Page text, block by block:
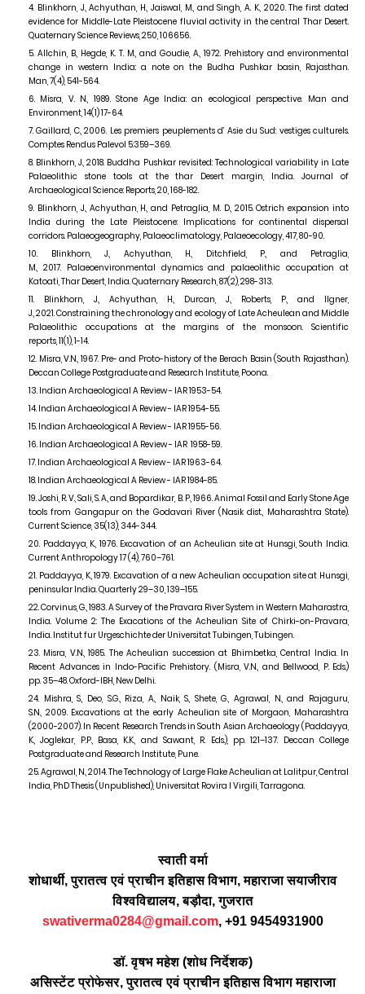
Blinkhorn, J., Achyuthan, H., Jaiswal, M., and Singh, A. K., 2020.The first dated
evidence for Middle-Late Pleistocene fluvial activity in the central Thar Desert.
Quaternary Science Reviews, 250 106656.
Allchin, B., Hegde, K. T. M., and Goudie, A., 1972. Prehistory and environmental
change in western India: a note on the Budha Pushkar basin, Rajasthan.
Man, 7(4) 541-564.
Misra, V. N., 1989.Stone Age India: an ecological perspective. Man and
Environment, 14(1) 17-64.
Gaillard, C.,2006. Les premiers peuplements d’ Asie du Sud: vestiges culturels.
Comptes Rendus Palevol 5:359–369.
Blinkhorn, J.,2018. Buddha Pushkar revisited: Technological variability in Late
Palaeolithic stone tools at the thar Desert margin, India. Journal of
Archaeological Science: Reports, 20 168-182.
Blinkhorn, J., Achyuthan, H., and Petraglia, M. D., 2015.Ostrich expansion into
India during the Late Pleistocene: Implications for continental dispersal
corridors. Palaeogeography, Palaeoclimatology, Palaeoecology, 417 80-90.
Blinkhorn, J., Achyuthan, H., Ditchfield, P., and Petraglia,
M., 2017. Palaeoenvironmental dynamics and palaeolithic occupation at
Katoati, Thar Desert, India. Quaternary Research, 87(2) 298-313.
Blinkhorn, J., Achyuthan, H., Durcan, J., Roberts, P., and Ilgner,
J.,2021.Constraining the chronology and ecology of Late Acheulean and Middle
Palaeolithic occupations at the margins of the monsoon. Scientific
reports, 11(1) 1-14.
Misra, V.N.,1967. Pre- and Proto-history of the Berach Basin (South Rajasthan).
Deccan College Postgraduate and Research Institute, Poona.
Indian Archaeological A Review - IAR1953-54.
Indian Archaeological A Review - IAR1954-55.
Indian Archaeological A Review - IAR1955-56.
Indian Archaeological A Review - IAR 1958-59.
Indian Archaeological A Review - IAR1963-64.
Indian Archaeological A Review - IAR1984-85.
Joshi, R. V., Sali, S. A., and Bopardikar, B. P., 1966.Animal Fossil and Early Stone Age
tools from Gangapur on the Godavari River (Nasik dist., Maharashtra State).
Current Science, 35(13) 344-344.
Paddayya, K., 1976. Excavation of an Acheulian site at Hunsgi, South India.
Current Anthropology17 (4) 760–761.
Paddayya, K.,1979. Excavation of a new Acheulian occupation site at Hunsgi,
peninsular India. Quarterly29–30 139–155.
Corvinus, G.,1983.A Survey of the Pravara River System in Western Maharastra,
India. Volume 2: The Exacations of the Acheulian Site of Chirki-on-Pravara,
India. Institut fur Urgeschichte der Universitat Tubingen, Tubingen.
Misra, V.N.,1985. The Acheulian succession at Bhimbetka, Central India. In
Recent Advances in Indo-Pacific Prehistory. (Misra, V.N., and Bellwood, P. Eds.)
pp. 35–48.Oxford-IBH, New Delhi.
Mishra, S., Deo, S.G., Riza, A., Naik, S., Shete, G., Agrawal, N., and Rajaguru,
S.N., 2009. Excavations at the early Acheulian site of Morgaon, Maharashtra
(2000-2007). In Recent Research Trends in South Asian Archaeology (Paddayya,
K., Joglekar, P.P., Basa, K.K., and Sawant, R. Eds.), pp.121–137. Deccan College
Postgraduate and Research Institute, Pune.
Agrawal, N., 2014.The Technology of Large Flake Acheulian at Lalitpur, Central
India, PhD Thesis (Unpublished), Universitat Rovira I Virgili, Tarragona.
स्वाती वर्मा
शोधार्थी,पुरातत्व एवं प्राचीन इतिहास विभाग,महाराजा सयाजीराव
विश्वविद्यालय,बड़ौदा,गुजरात
swativerma0284@gmail.com, +91 9454931900
डॉ.वृषभ महेश (शोध निर्देशक)
असिस्टेंट प्रोफेसर,पुरातत्व एवं प्राचीन इतिहास विभाग महाराजा